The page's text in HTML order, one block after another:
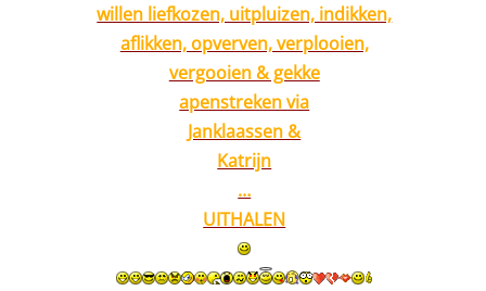
willen liefkozen, uitpluizen, indikken,
aflikken, opverven, verplooien,
vergooien & gekke
apenstreken via
Janklaassen &
Katrijn
…
UITHALEN